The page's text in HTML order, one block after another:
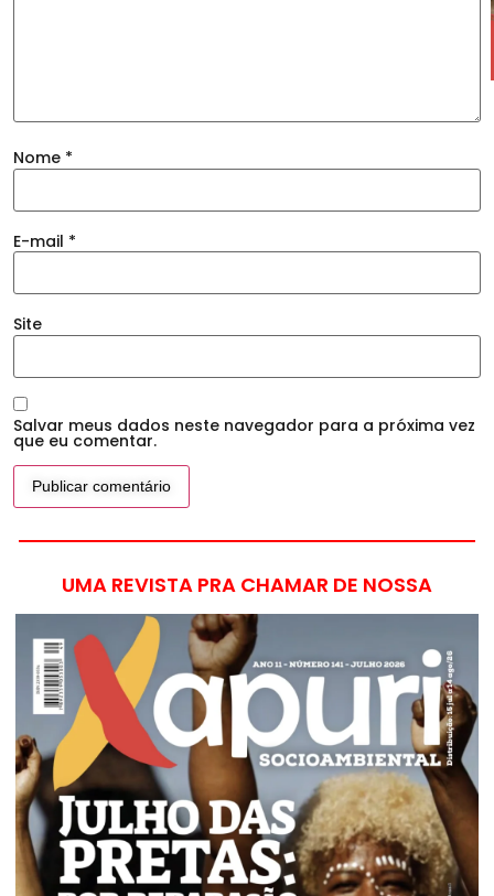
Nome *
E-mail *
Site
Salvar meus dados neste navegador para a próxima vez
que eu comentar.
UMA REVISTA PRA CHAMAR DE NOSSA